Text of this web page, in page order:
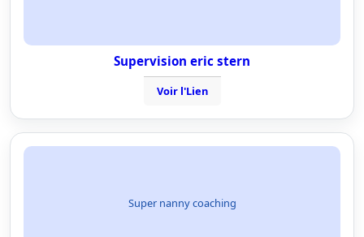
Supervision eric stern
Voir l'Lien
Super nanny coaching